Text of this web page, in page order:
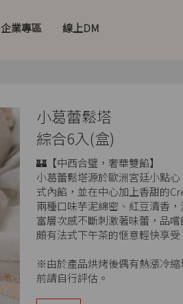
企業專區 線上DM
小葛蕾鬆塔
綜合6入(盒)
🏰【中西合璧，奢華雙餡】
小葛蕾鬆塔源於歐洲宮廷小點
式內餡，並在中心加上香甜的
兩種口味芋泥綿密、紅豆清香
富層次感不斷刺激著味蕾，品
頗有法式下午茶的愜意輕快享受
※由於產品烘烤後偶有熱漲冷
前請自行評估。